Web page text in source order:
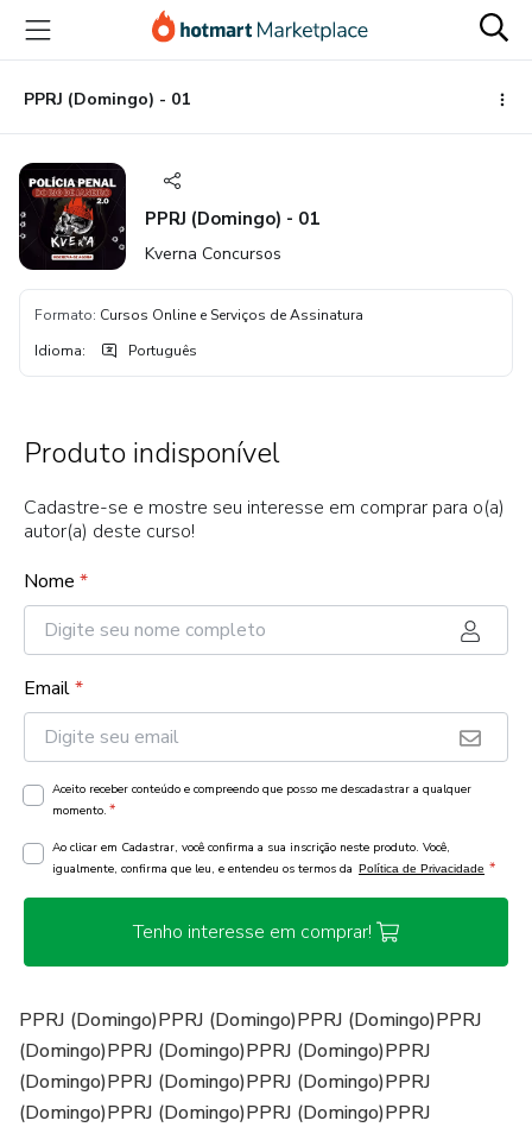
para
conteúdo
principal
para
pagamento
para
rodapé
PPRJ (Domingo) - 01
PPRJ (Domingo) - 01
Kverna Concursos
Formato: Cursos Online e Serviços de Assinatura
Idioma: Português
Produto indisponível
Cadastre-se e mostre seu interesse em comprar para o(a)
autor(a) deste curso!
Nome *
Email*
Aceito receber conteúdo e compreendo que posso me descadastrar a qualquer
momento. *
Ao clicar em Cadastrar, você confirma a sua inscrição neste produto. Você,
igualmente, confirma que leu, e entendeu os termos da Política de Privacidade *
Tenho interesse em comprar!
PPRJ (Domingo)PPRJ (Domingo)PPRJ (Domingo)PPRJ
(Domingo)PPRJ (Domingo)PPRJ (Domingo)PPRJ
(Domingo)PPRJ (Domingo)PPRJ (Domingo)PPRJ
(Domingo)PPRJ (Domingo)PPRJ (Domingo)PPRJ